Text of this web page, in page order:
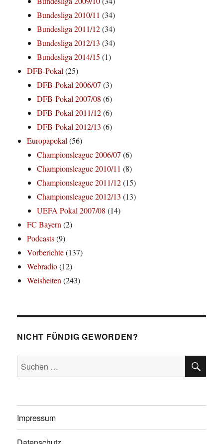
Bundesliga 2010/11 (34)
Bundesliga 2011/12(34)
Bundesliga 2012/13 (34)
Bundesliga 2014/15 (1)
DFB-Pokal(25)
DFB-Pokal 2006/07 (3)
DFB-Pokal 2007/08 (6)
DFB-Pokal 2011/12(6)
DFB-Pokal 2012/13 (6)
Europapokal(56)
Championsleague 2006/07 (6)
Championsleague 2010/11 (8)
Championsleague 2011/12(15)
Championsleague 2012/13 (13)
UEFA Pokal 2007/08 (14)
FC Bayern(2)
Podcasts(9)
Vorberichte(137)
Webradio(12)
Weisheiten(243)
NICHT FÜNDIG GEWORDEN?
Suchen
nach:
Impressum